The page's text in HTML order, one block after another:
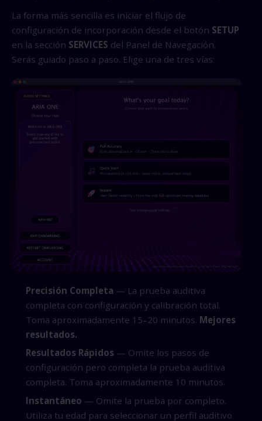
La forma más sencilla es iniciar el flujo de
configuración de incorporación desde el botón SETUP
en la sección SERVICES del Panel de Navegación.
Serás guiado paso a paso. Elige una de tres vías:
Precisión Completa — La prueba auditiva
completa con configuración y calibración total.
Toma aproximadamente 15–20 minutos. Mejores
resultados.
Resultados Rápidos — Omite los pasos de
configuración pero completa la prueba auditiva
completa. Toma aproximadamente 10 minutos.
Instantáneo — Omite la prueba por completo.
Utiliza tu edad para seleccionar un perfil auditivo